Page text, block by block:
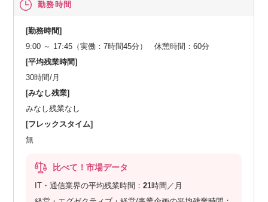
勤務時間
[勤務時間]
9:00 ～ 17:45（実働：7時間45分） 休憩時間：60分
[平均残業時間]
30時間/月
[みなし残業]
みなし残業なし
[フレックスタイム]
無
比べて！市場データ
IT・通信業界の平均残業時間：21時間／月